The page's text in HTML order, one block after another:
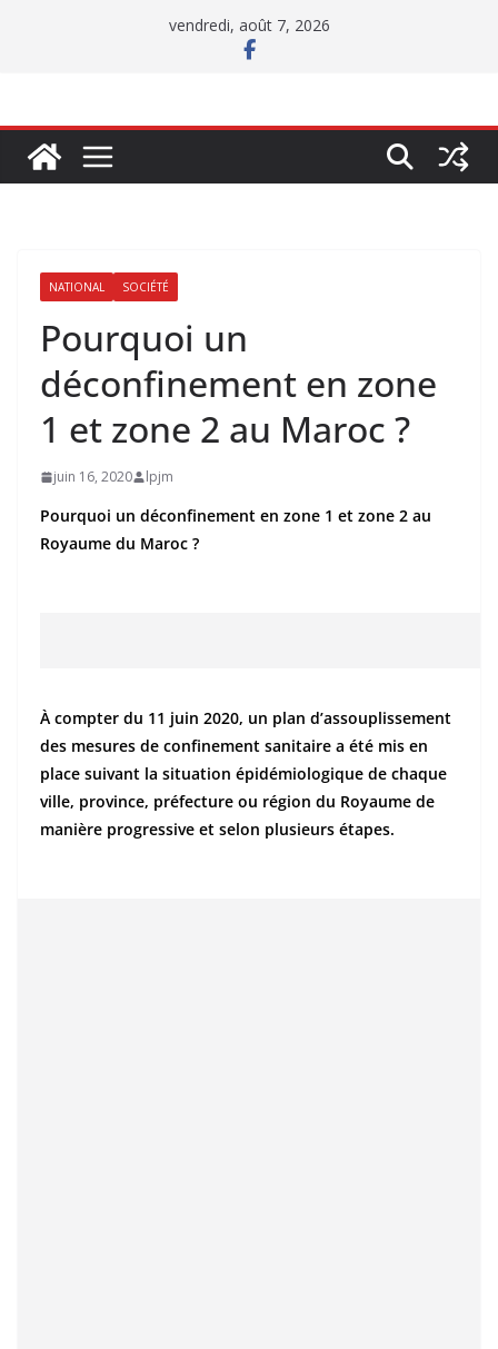
vendredi, août 7, 2026
NATIONAL SOCIÉTÉ
Pourquoi un
déconfinement en zone
1 et zone 2 au Maroc ?
juin 16, 2020 lpjm
Pourquoi un déconfinement en zone 1 et zone 2 au
Royaume du Maroc ?
À compter du 11 juin 2020, un plan d’assouplissement
des mesures de confinement sanitaire a été mis en
place suivant la situation épidémiologique de chaque
ville, province, préfecture ou région du Royaume de
manière progressive et selon plusieurs étapes.